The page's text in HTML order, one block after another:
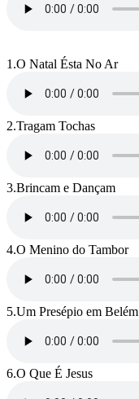
1.O Natal Ésta No Ar
2.Tragam Tochas
3.Brincam e Dançam
4.O Menino do Tambor
5.Um Presépio em Belém
6.O Que É Jesus